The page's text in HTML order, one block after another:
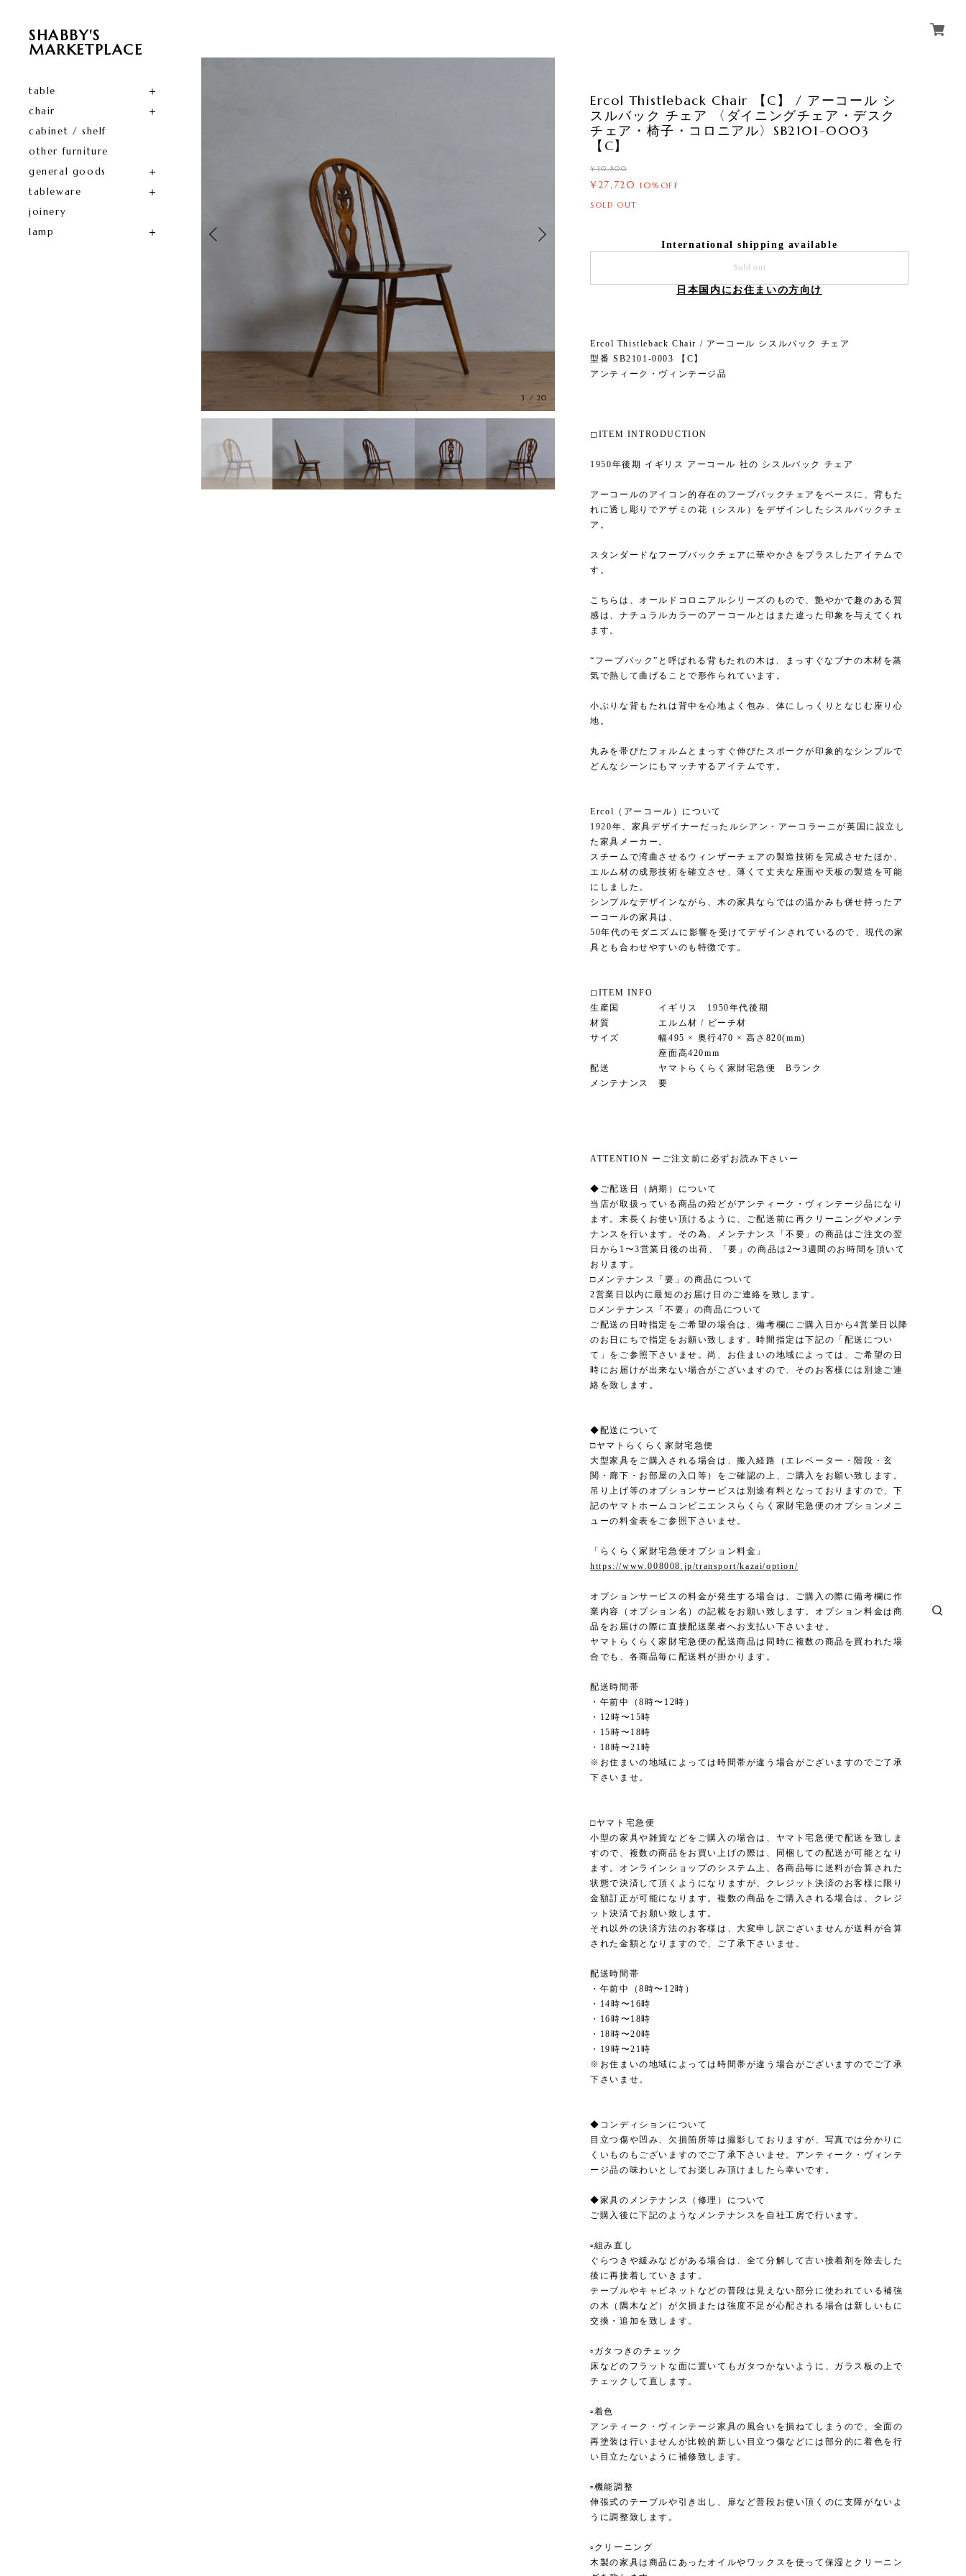
SHABBY'S
MARKETPLACE
table
chair
cabinet / shelf
other furniture
general goods
tableware
joinery
lamp
3 / 20
Ercol Thistleback Chair 【C】 / アーコール シ
スルバック チェア 〈ダイニングチェア・デスク
チェア・椅子・コロニアル〉SB2101-0003
【C】
¥30,800
¥27,720 10%OFF
SOLD OUT
International shipping available
Sold out
日本国内にお住まいの方向け
Ercol Thistleback Chair / アーコール シスルバック チェア
型番 SB2101-0003 【C】
アンティーク・ヴィンテージ品
◻︎ITEM INTRODUCTION
1950年後期 イギリス アーコール 社の シスルバック チェア
アーコールのアイコン的存在のフープバックチェアをベースに、背もた
れに透し彫りでアザミの花（シスル）をデザインしたシスルバックチェ
ア。
スタンダードなフープバックチェアに華やかさをプラスしたアイテムで
す。
こちらは、オールドコロニアルシリーズのもので、艶やかで趣のある質
感は、ナチュラルカラーのアーコールとはまた違った印象を与えてくれ
ます。
“フープバック”と呼ばれる背もたれの木は、まっすぐなブナの木材を蒸
気で熱して曲げることで形作られています。
小ぶりな背もたれは背中を心地よく包み、体にしっくりとなじむ座り心
地。
丸みを帯びたフォルムとまっすぐ伸びたスポークが印象的なシンプルで
どんなシーンにもマッチするアイテムです。
Ercol（アーコール）について
1920年、家具デザイナーだったルシアン・アーコラーニが英国に設立し
た家具メーカー。
スチームで湾曲させるウィンザーチェアの製造技術を完成させたほか、
エルム材の成形技術を確立させ、薄くて丈夫な座面や天板の製造を可能
にしました。
シンプルなデザインながら、木の家具ならではの温かみも併せ持ったア
ーコールの家具は、
50年代のモダニズムに影響を受けてデザインされているので、現代の家
具とも合わせやすいのも特徴です。
◻︎ITEM INFO
生産国 イギリス 1950年代後期
材質 エルム材 / ビーチ材
サイズ 幅495 × 奥行470 × 高さ820(mm)
座面高420mm
配送 ヤマトらくらく家財宅急便 Bランク
メンテナンス 要
ATTENTION ーご注文前に必ずお読み下さいー
◆ご配送日（納期）について
当店が取扱っている商品の殆どがアンティーク・ヴィンテージ品になり
ます。末長くお使い頂けるように、ご配送前に再クリーニングやメンテ
ナンスを行います。その為、メンテナンス「不要」の商品はご注文の翌
日から1〜3営業日後の出荷、「要」の商品は2〜3週間のお時間を頂いて
おります。
□メンテナンス「要」の商品について
2営業日以内に最短のお届け日のご連絡を致します。
□メンテナンス「不要」の商品について
ご配送の日時指定をご希望の場合は、備考欄にご購入日から4営業日以降
のお日にちで指定をお願い致します。時間指定は下記の「配送につい
て」をご参照下さいませ。尚、お住まいの地域によっては、ご希望の日
時にお届けが出来ない場合がございますので、そのお客様には別途ご連
絡を致します。
◆配送について
□ヤマトらくらく家財宅急便
大型家具をご購入される場合は、搬入経路（エレベーター・階段・玄
関・廊下・お部屋の入口等）をご確認の上、ご購入をお願い致します。
吊り上げ等のオプションサービスは別途有料となっておりますので、下
記のヤマトホームコンビニエンスらくらく家財宅急便のオプションメニ
ューの料金表をご参照下さいませ。
「らくらく家財宅急便オプション料金」
https://www.008008.jp/transport/kazai/option/
オプションサービスの料金が発生する場合は、ご購入の際に備考欄に作
業内容（オプション名）の記載をお願い致します。オプション料金は商
品をお届けの際に直接配送業者へお支払い下さいませ。
ヤマトらくらく家財宅急便の配送商品は同時に複数の商品を買われた場
合でも、各商品毎に配送料が掛かります。
配送時間帯
・午前中（8時〜12時）
・12時〜15時
・15時〜18時
・18時〜21時
※お住まいの地域によっては時間帯が違う場合がございますのでご了承
下さいませ。
□ヤマト宅急便
小型の家具や雑貨などをご購入の場合は、ヤマト宅急便で配送を致しま
すので、複数の商品をお買い上げの際は、同梱しての配送が可能となり
ます。オンラインショップのシステム上、各商品毎に送料が合算された
状態で決済して頂くようになりますが、クレジット決済のお客様に限り
金額訂正が可能になります。複数の商品をご購入される場合は、クレジ
ット決済でお願い致します。
それ以外の決済方法のお客様は、大変申し訳ございませんが送料が合算
された金額となりますので、ご了承下さいませ。
配送時間帯
・午前中（8時〜12時）
・14時〜16時
・16時〜18時
・18時〜20時
・19時〜21時
※お住まいの地域によっては時間帯が違う場合がございますのでご了承
下さいませ。
◆コンディションについて
目立つ傷や凹み、欠損箇所等は撮影しておりますが、写真では分かりに
くいものもございますのでご了承下さいませ。アンティーク・ヴィンテ
ージ品の味わいとしてお楽しみ頂けましたら幸いです。
◆家具のメンテナンス（修理）について
ご購入後に下記のようなメンテナンスを自社工房で行います。
▫︎組み直し
ぐらつきや緩みなどがある場合は、全て分解して古い接着剤を除去した
後に再接着していきます。
テーブルやキャビネットなどの普段は見えない部分に使われている補強
の木（隅木など）が欠損または強度不足が心配される場合は新しいもに
交換・追加を致します。
▫︎ガタつきのチェック
床などのフラットな面に置いてもガタつかないように、ガラス板の上で
チェックして直します。
▫︎着色
アンティーク・ヴィンテージ家具の風合いを損ねてしまうので、全面の
再塗装は行いませんが比較的新しい目立つ傷などには部分的に着色を行
い目立たないように補修致します。
▫︎機能調整
伸張式のテーブルや引き出し、扉など普段お使い頂くのに支障がないよ
うに調整致します。
▫︎クリーニング
木製の家具は商品にあったオイルやワックスを使って保湿とクリーニン